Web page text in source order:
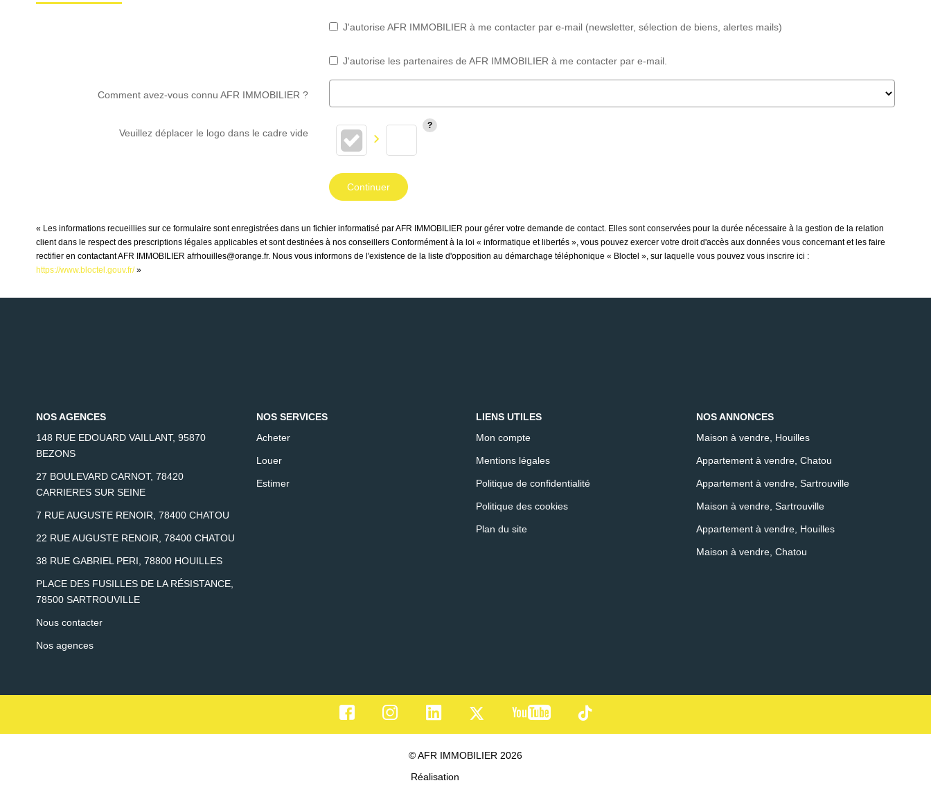
J'autorise AFR IMMOBILIER à me contacter par e-mail (newsletter, sélection de biens, alertes mails)
J'autorise les partenaires de AFR IMMOBILIER à me contacter par e-mail.
Comment avez-vous connu AFR IMMOBILIER ?
Veuillez déplacer le logo dans le cadre vide
Continuer
« Les informations recueillies sur ce formulaire sont enregistrées dans un fichier informatisé par AFR IMMOBILIER pour gérer votre demande de contact. Elles sont conservées pour la durée nécessaire à la gestion de la relation
client dans le respect des prescriptions légales applicables et sont destinées à nos conseillers Conformément à la loi « informatique et libertés », vous pouvez exercer votre droit d'accès aux données vous concernant et les faire
rectifier en contactant AFR IMMOBILIER afrhouilles@orange.fr. Nous vous informons de l'existence de la liste d'opposition au démarchage téléphonique « Bloctel », sur laquelle vous pouvez vous inscrire ici :
https://www.bloctel.gouv.fr/»
NOS AGENCES
148 RUE EDOUARD VAILLANT, 95870
BEZONS
27 BOULEVARD CARNOT, 78420
CARRIERES SUR SEINE
7 RUE AUGUSTE RENOIR, 78400 CHATOU
22 RUE AUGUSTE RENOIR, 78400 CHATOU
38 RUE GABRIEL PERI, 78800 HOUILLES
PLACE DES FUSILLES DE LA RÉSISTANCE,
78500 SARTROUVILLE
Nous contacter
Nos agences
NOS SERVICES
Acheter
Louer
Estimer
LIENS UTILES
Mon compte
Mentions légales
Politique de confidentialité
Politique des cookies
Plan du site
NOS ANNONCES
Maison à vendre, Houilles
Appartement à vendre, Chatou
Appartement à vendre, Sartrouville
Maison à vendre, Sartrouville
Appartement à vendre, Houilles
Maison à vendre, Chatou
© AFR IMMOBILIER 2026
Réalisation